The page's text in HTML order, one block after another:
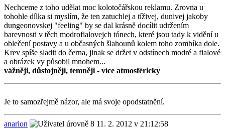
Nechceme z toho udělat moc kolotočářskou reklamu. Zrovna u
tohohle dílka si myslím, že ten zatuchlej a tíživej, dunivej jakoby
dungeonovskej "feeling" by se dal krásně docílit udržením
barevnosti v těch modrofialovejch tónech, které jsou tady k vidění u
oblečení postavy a u občasných šlahounů kolem toho zombíka dole.
Krev spíše sladit do černa, jinak se držet v odstínech modré a fialové
a obrázek vy působil mnohem...
vážněji, důstojněji, temněji - více atmosféricky
Je to samozřejmě názor, ale má svoje opodstatnění.
anarion
11. 2. 2012 v 21:12:58